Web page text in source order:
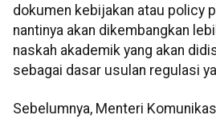
dokumen kebijakan atau policy
nantinya akan dikembangkan
naskah akademik yang akan
sebagai dasar usulan regulasi
Sebelumnya, Menteri